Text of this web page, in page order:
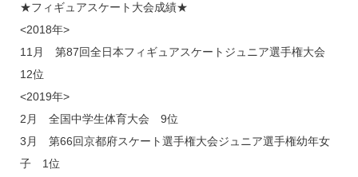
★フィギュアスケート大会成績★
<2018年>
11月 第87回全日本フィギュアスケートジュニア選手権大会
12位
<2019年>
2月 全国中学生体育大会 9位
3月 第66回京都府スケート選手権大会ジュニア選手権幼年女
子 1位